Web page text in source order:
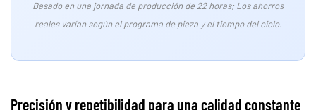
la
vida
del
hidráulico
Basado en una jornada de producción de 22 horas; Los ahorros
reales varían según el programa de pieza y el tiempo del ciclo.
Precisión y repetibilidad para una calidad constante